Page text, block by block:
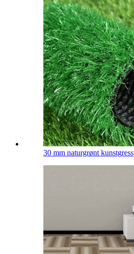
30 mm naturgrønt kunstgress